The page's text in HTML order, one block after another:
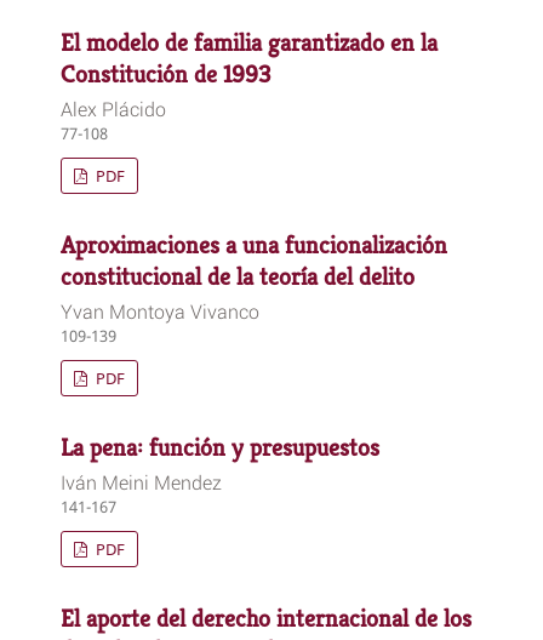
El modelo de familia garantizado en la
Constitución de 1993
Alex Plácido
77-108
PDF
Aproximaciones a una funcionalización
constitucional de la teoría del delito
Yvan Montoya Vivanco
109-139
PDF
La pena: función y presupuestos
Iván Meini Mendez
141-167
PDF
El aporte del derecho internacional de los